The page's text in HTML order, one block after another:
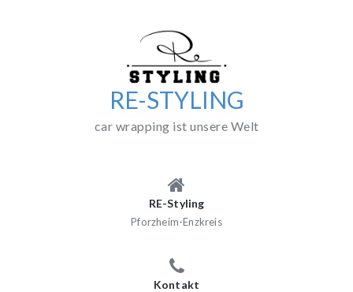
RE-STYLING
car wrapping ist unsere Welt
RE-Styling
Pforzheim-Enzkreis
Kontakt